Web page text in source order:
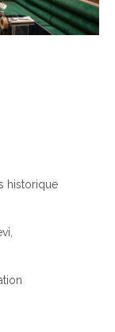
historique